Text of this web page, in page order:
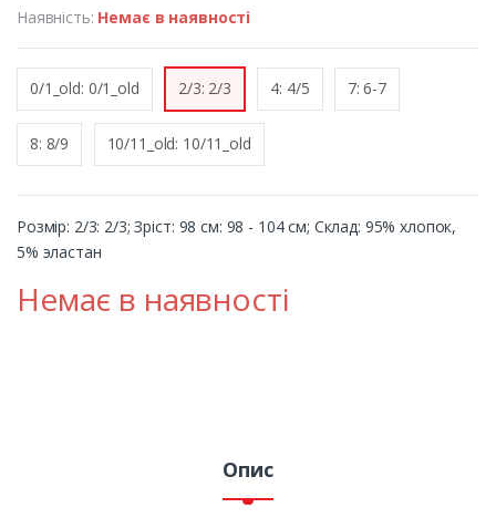
Наявність: Немає в наявності
0/1_old: 0/1_old 2/3: 2/3 4: 4/5 7: 6-7
8: 8/9 10/11_old: 10/11_old
Розмір: 2/3: 2/3; Зріст: 98 см: 98 - 104 см; Cклад: 95% хлопок,
5% эластан
Немає в наявності
Опис